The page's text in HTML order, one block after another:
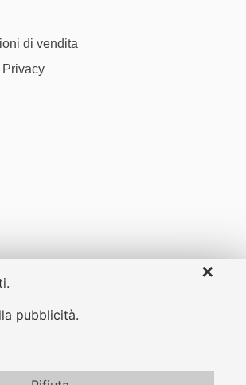
di vendita
Privacy
✕
pubblicità.